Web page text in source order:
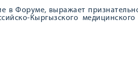
в Форуме, выражает
Кыргызского